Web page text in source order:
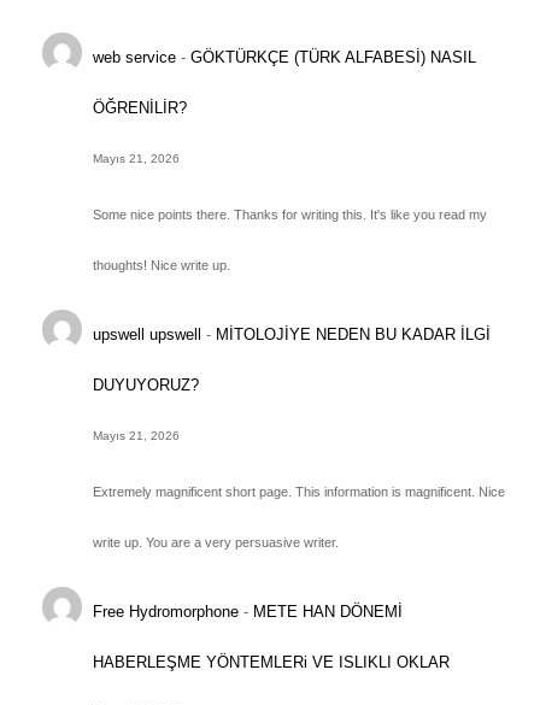
web service -GÖKTÜRKÇE (TÜRK ALFABESİ) NASIL
ÖĞRENİLİR?
Mayıs 21, 2026
Some nice points there. Thanks for writing this. It's like you read my
thoughts! Nice write up.
upswell upswell - MİTOLOJİYE NEDEN BU KADAR İLGİ
DUYUYORUZ?
Mayıs 21, 2026
Extremely magnificent short page. This information is magnificent. Nice
write up. You are a very persuasive writer.
Free Hydromorphone - METE HAN DÖNEMİ
HABERLEŞME YÖNTEMLERi VE ISLIKLI OKLAR